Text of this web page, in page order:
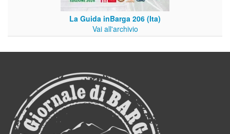
La Guida inBarga 206 (Ita)
Vai all'archivio